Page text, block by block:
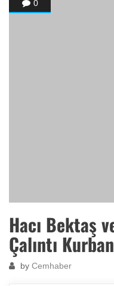
0
Hacı Bektaş
Çalıntı Kurban
by Cemhaber